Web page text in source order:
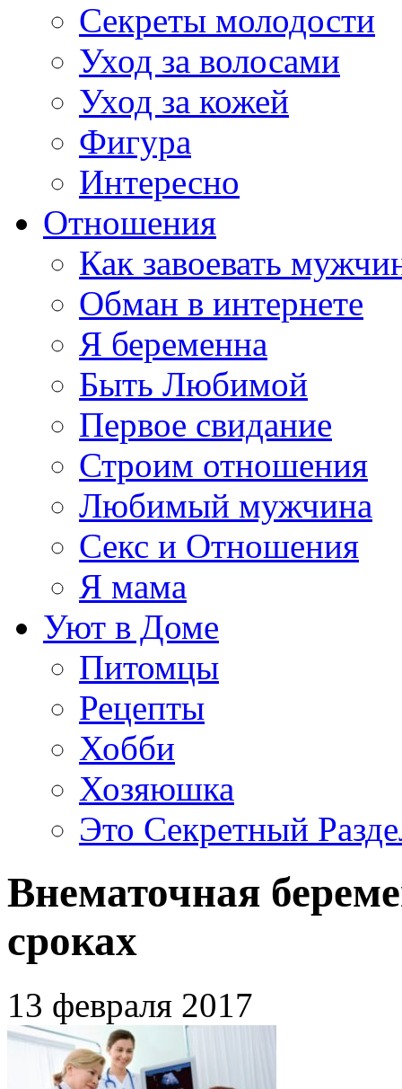
Секреты молодости
Уход за волосами
Уход за кожей
Фигура
Интересно
Отношения
Как завоевать
Обман в интернете
Я беременна
Быть Любимой
Первое свидание
Строим отношения
Любимый мужчина
Секс и Отношения
Я мама
Уют в Доме
Питомцы
Рецепты
Хобби
Хозяюшка
Это Секретный
Внематочная
сроках
13 февраля 2017